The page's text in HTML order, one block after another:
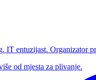
IT entuzijast. Organizator
od mjesta za plivanje.